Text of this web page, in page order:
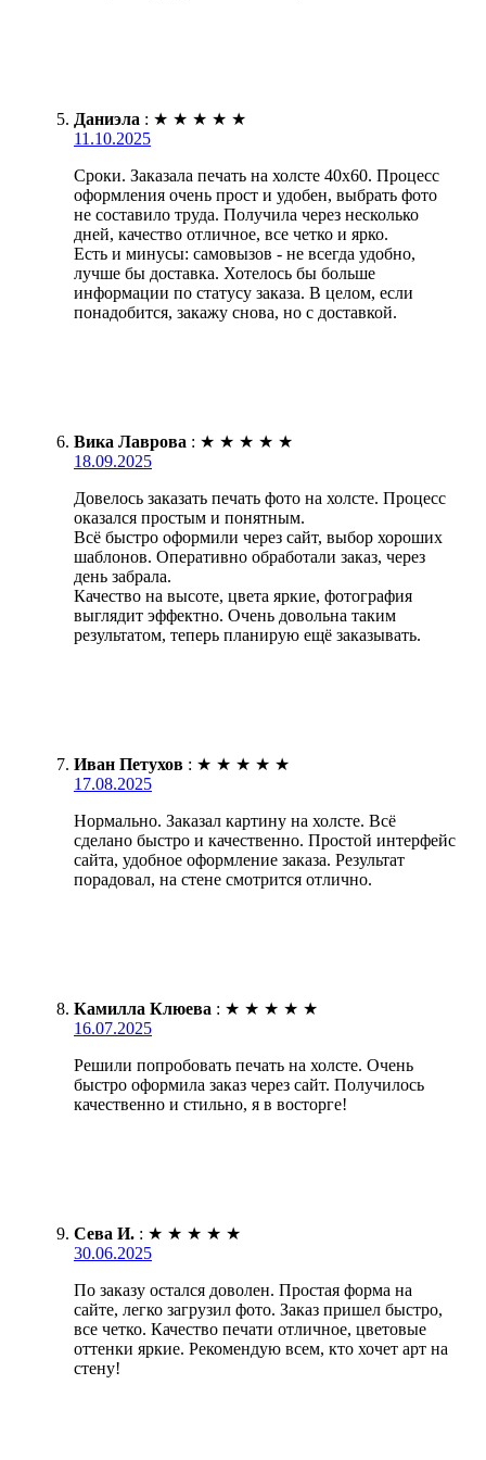
Даниэла : ★ ★ ★ ★ ★
11.10.2025
Сроки. Заказала печать на холсте 40х60. Процесс
оформления очень прост и удобен, выбрать фото
не составило труда. Получила через несколько
дней, качество отличное, все четко и ярко.
Есть и минусы: самовызов - не всегда удобно,
лучше бы доставка. Хотелось бы больше
информации по статусу заказа. В целом, если
понадобится, закажу снова, но с доставкой.
Вика Лаврова : ★ ★ ★ ★ ★
18.09.2025
Довелось заказать печать фото на холсте. Процесс
оказался простым и понятным.
Всё быстро оформили через сайт, выбор хороших
шаблонов. Оперативно обработали заказ, через
день забрала.
Качество на высоте, цвета яркие, фотография
выглядит эффектно. Очень довольна таким
результатом, теперь планирую ещё заказывать.
Иван Петухов : ★ ★ ★ ★ ★
17.08.2025
Нормально. Заказал картину на холсте. Всё
сделано быстро и качественно. Простой интерфейс
сайта, удобное оформление заказа. Результат
порадовал, на стене смотрится отлично.
Камилла Клюева : ★ ★ ★ ★ ★
16.07.2025
Решили попробовать печать на холсте. Очень
быстро оформила заказ через сайт. Получилось
качественно и стильно, я в восторге!
Сева И. : ★ ★ ★ ★ ★
30.06.2025
По заказу остался доволен. Простая форма на
сайте, легко загрузил фото. Заказ пришел быстро,
все четко. Качество печати отличное, цветовые
оттенки яркие. Рекомендую всем, кто хочет арт на
стену!